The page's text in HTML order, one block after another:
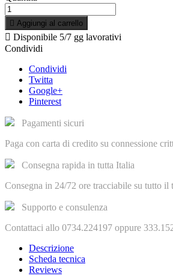
 Aggiungi al carrello
 Disponibile 5/7 gg lavorativi
Condividi
Condividi
Twitta
Google+
Pinterest
Pagamenti sicuri
Paga con carta di credito su connessione
Consegna rapida in tutta Italia
Consegna in 24/72 ore tracciabile su tutto
Supporto e consulenza
Contattaci allo 0734.224197 oppure
Descrizione
Scheda tecnica
Reviews